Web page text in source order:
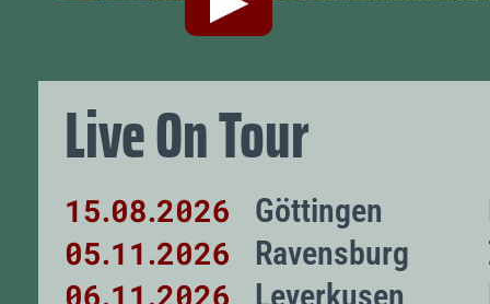
Live On Tour
15.08.2026 Göttingen
05.11.2026 Ravensburg
06 11 2026 Leverkusen